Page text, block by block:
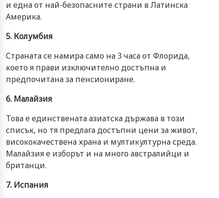
и една от най-безопасните страни в Латинска
Америка.
5. Колумбия
Страната се намира само на 3 часа от Флорида,
което я прави изключително достъпна и
предпочитана за пенсиониране.
6. Малайзия
Това е единствената азиатска държава в този
списък, но тя предлага достъпни цени за живот,
висококачествена храна и мултикултурна среда.
Малайзия е изборът и на много австралийци и
британци.
7. Испания